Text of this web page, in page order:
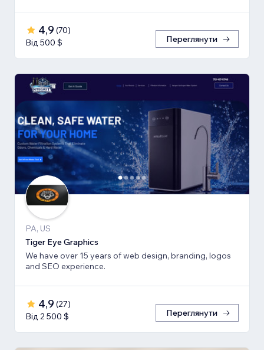
4,9 (70)
Від 500 $
Переглянути
PA, US
Tiger Eye Graphics
We have over 15 years of web design, branding, logos
and SEO experience.
4,9 (27)
Від 2 500 $
Переглянути